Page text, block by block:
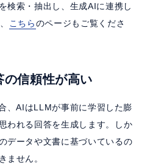
検索・抽出し、生成AIに連携し
こちらのページもご覧くださ
の信頼性が高い
、AIはLLMが事前に学習した膨
われる回答を生成します。しか
データや文書に基づいているの
ません。